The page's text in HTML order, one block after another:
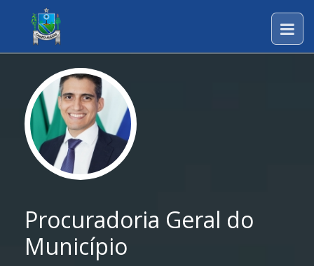
Procuradoria Geral do
Município